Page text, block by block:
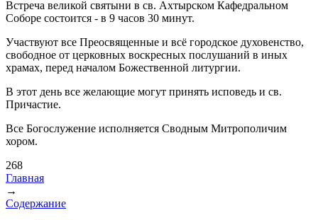
Встреча великой святыни в св. Ахтырском Кафедральном
Соборе состоится - в 9 часов 30 минут.
Участвуют все Преосвященные и всё городское духовенство,
свободное от церковных воскресных послушаний в иных
храмах, перед началом Божественной литургии.
В этот день все желающие могут принять исповедь и св.
Причастие.
Все Богослужение исполняется Сводным Митрополичим
хором.
268
Вы здесь
Главная
→
Содержание